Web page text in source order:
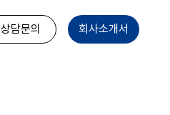
상담문의 회사소개서